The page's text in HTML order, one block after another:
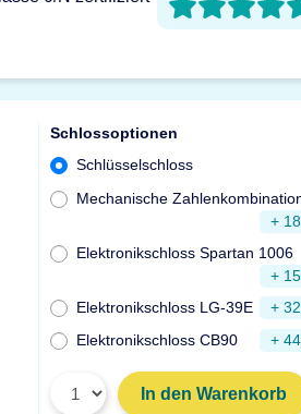
Schlossoptionen
Schlüsselschloss
Mechanische
+
Elektronikschloss Spartan 1006
+
Elektronikschloss LG-39E
+
Elektronikschloss CB90
+
In den Warenkorb